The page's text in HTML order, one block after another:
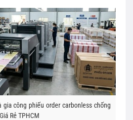
gia công phiếu order carbonless chống
Rẻ TPHCM